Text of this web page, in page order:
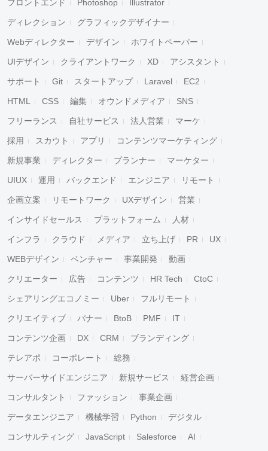
フロントエンド Photoshop Illustrator
ディレクション グラフィックデザイナー
Webディレクター デザイン ホワイトペーパー
UIデザイン クライアントワーク XD アシスタント
サポート Git スタートアップ Laravel EC2
HTML CSS 編集 オウンドメディア SNS
フリーランス 自社サービス 法人営業 マーケ
採用 スカウト アプリ コンテンツマーケティング
新規事業 ディレクター プランナー マーケター
UIUX 運用 バックエンド エンジニア リモート
企画立案 リモートワーク UXデザイン 営業
インサイドセールス プラットフォーム 人材
インフラ クラウド メディア 立ち上げ PR UX
WEBデザイン ベンチャー 事業開発 動画
クリエーター 広告 コンテンツ HR Tech CtoC
シェアリングエコノミー Uber フルリモート
クリエイティブ バナー BtoB PMF IT
コンテンツ企画 DX CRM ブランディング
テレアポ コーポレート 総務
サーバーサイドエンジニア 新規サービス 経営企画
コンサルタント ファッション 事業企画
データエンジニア 機械学習 Python デジタル
コンサルティング JavaScript Salesforce AI